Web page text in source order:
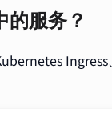
服务？
Ingress、